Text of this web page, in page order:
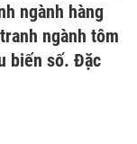
ngành hàng
ngành tôm
biến số. Đặc